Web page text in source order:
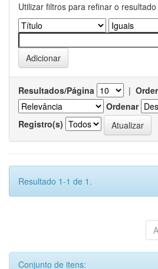
Utilizar filtros para refinar o
Resultados/Página |
Ordenar
Registro(s)
Resultado 1-1 de 1.
Conjunto de itens: